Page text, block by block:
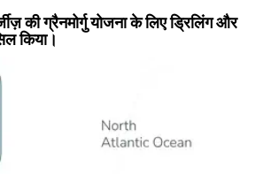
की ग्रैनमोर्गु योजना के लिए ड्रिलिंग और
किया।